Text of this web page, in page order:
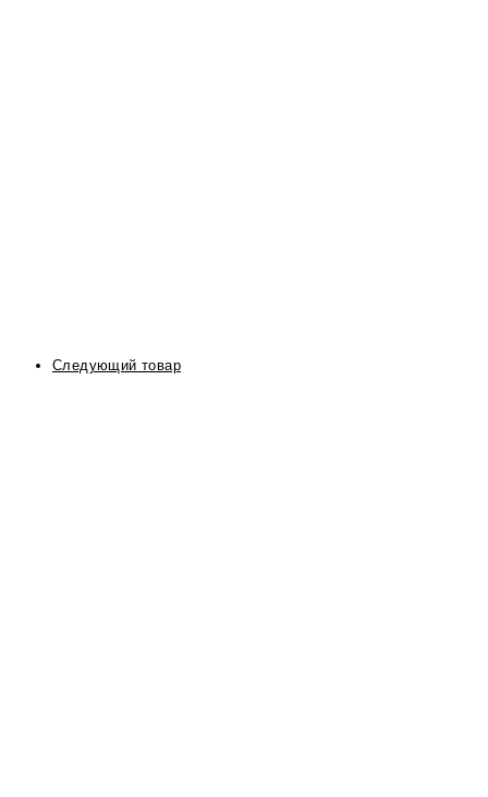
Следующий товар